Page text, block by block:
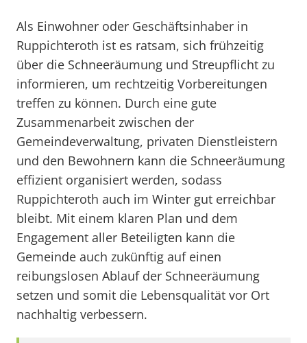
Als Einwohner oder Geschäftsinhaber in
Ruppichteroth ist es ratsam, sich frühzeitig
über die Schneeräumung und Streupflicht zu
informieren, um rechtzeitig Vorbereitungen
treffen zu können. Durch eine gute
Zusammenarbeit zwischen der
Gemeindeverwaltung, privaten Dienstleistern
und den Bewohnern kann die Schneeräumung
effizient organisiert werden, sodass
Ruppichteroth auch im Winter gut erreichbar
bleibt. Mit einem klaren Plan und dem
Engagement aller Beteiligten kann die
Gemeinde auch zukünftig auf einen
reibungslosen Ablauf der Schneeräumung
setzen und somit die Lebensqualität vor Ort
nachhaltig verbessern.